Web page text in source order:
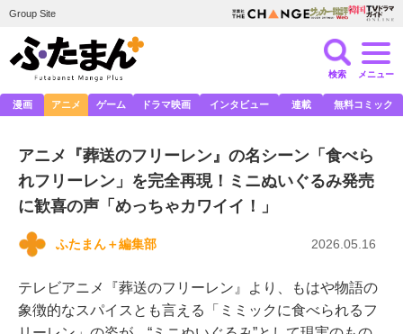
Group Site
検索 メニュー
漫画 アニメ ゲーム ドラマ映画 インタビュー 連載 無料コミック
アニメ『葬送のフリーレン』の名シーン「食べら
れフリーレン」を完全再現！ミニぬいぐるみ発売
に歓喜の声「めっちゃカワイイ！」
ふたまん＋編集部 2026.05.16
テレビアニメ『葬送のフリーレン』より、もはや物語の
象徴的なスパイスとも言える「ミミックに食べられるフ